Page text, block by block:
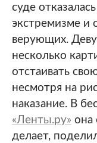
суде
экстремизме и
верующих.
несколько
отстаивать
несмотря на
наказание. В
«Ленты.ру» она
делает,